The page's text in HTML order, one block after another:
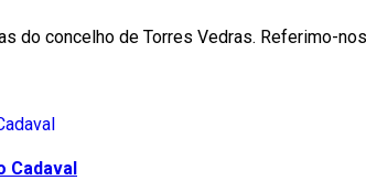
do concelho de Torres Vedras. Referimo-
Cadaval